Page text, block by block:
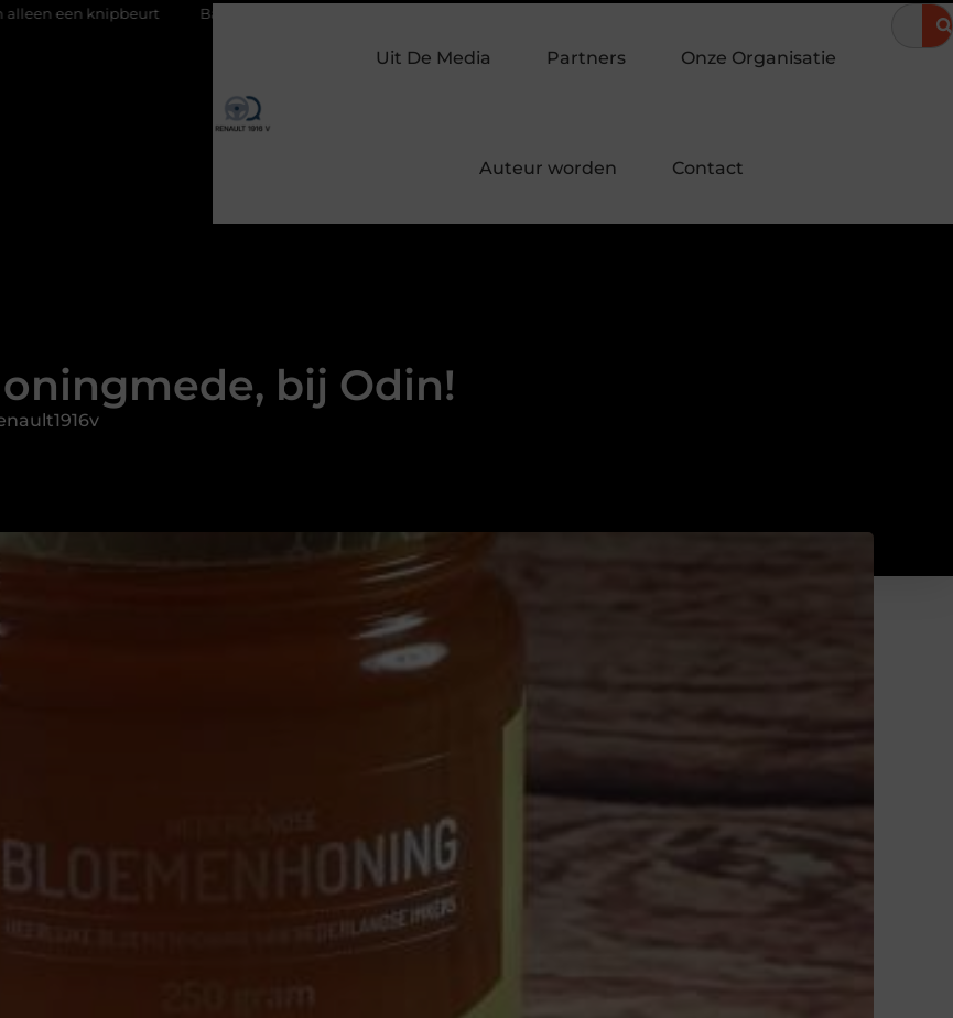
Barbecuevlees bestellen voor een onvergetelijke zomeravond Hoe een landingspagina laten maken bijdraagt aan
Uit De Media Partners Onze Organisatie
Auteur worden Contact
bij Odin!